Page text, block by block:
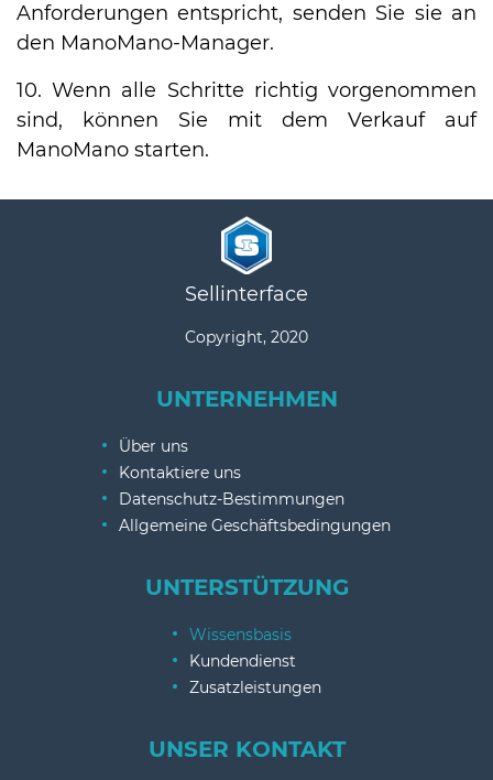
Anforderungen entspricht, senden Sie sie an
den ManoMano-Manager.
10. Wenn alle Schritte richtig vorgenommen
sind, können Sie mit dem Verkauf auf
ManoMano starten.
Sellinterface
Copyright, 2020
UNTERNEHMEN
Über uns
Kontaktiere uns
Datenschutz-Bestimmungen
Allgemeine Geschäftsbedingungen
UNTERSTÜTZUNG
Wissensbasis
Kundendienst
Zusatzleistungen
UNSER KONTAKT